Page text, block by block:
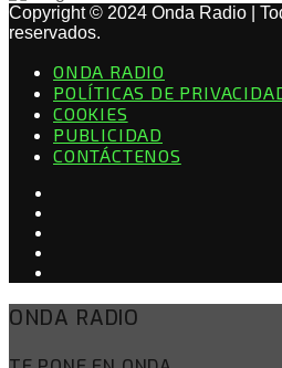
Copyright © 2024 Onda Radio |
reservados.
ONDA RADIO
POLÍTICAS DE
COOKIES
PUBLICIDAD
CONTÁCTENOS
ONDA RADIO